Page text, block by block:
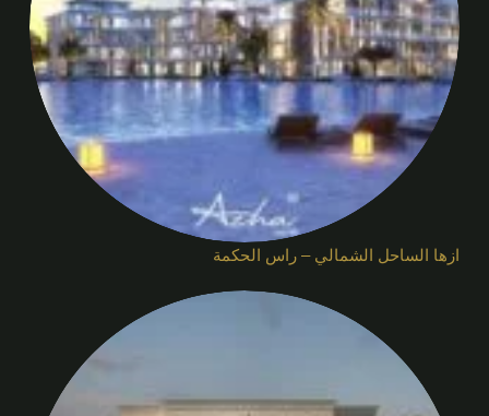
ازها الساحل الشمالي – راس الحكمة